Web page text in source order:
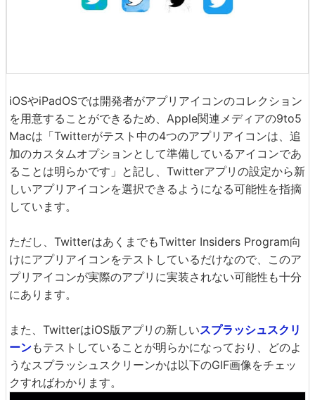
iOSやiPadOSでは開発者がアプリアイコンのコレクション
を用意することができるため、Apple関連メディアの9to5
Macは「Twitterがテスト中の4つのアプリアイコンは、追
加のカスタムオプションとして準備しているアイコンであ
ることは明らかです」と記し、Twitterアプリの設定から新
しいアプリアイコンを選択できるようになる可能性を指摘
しています。
ただし、TwitterはあくまでもTwitter Insiders Program向
けにアプリアイコンをテストしているだけなので、このア
プリアイコンが実際のアプリに実装されない可能性も十分
にあります。
また、TwitterはiOS版アプリの新しいスプラッシュスクリ
ーンもテストしていることが明らかになっており、どのよ
うなスプラッシュスクリーンかは以下のGIF画像をチェッ
クすればわかります。